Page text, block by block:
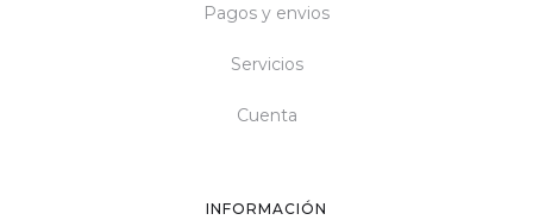
Pagos y envios
Servicios
Cuenta
INFORMACIÓN